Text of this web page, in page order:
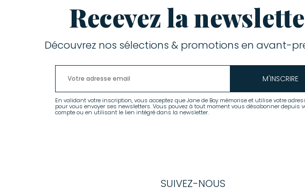
Recevez la
Découvrez nos sélections & promotions en avant-
M'INSCRIRE
En validant votre inscription, vous acceptez que Jane de Boy mémorise et utilise votre
pour vous envoyer ses newsletters. Vous pouvez à tout moment vous désabonner depuis
compte ou en utilisant le lien intégré dans la newsletter.
SUIVEZ-NOUS